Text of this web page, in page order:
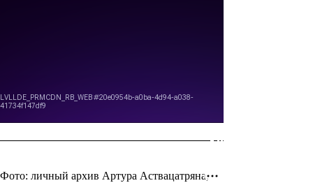
Фото: личный архив Артура Аствацатряна,